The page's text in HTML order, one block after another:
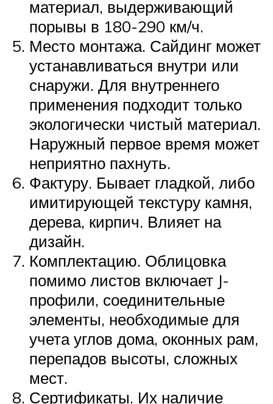
материал, выдерживающий
порывы в 180-290 км/ч.
Место монтажа. Сайдинг может
устанавливаться внутри или
снаружи. Для внутреннего
применения подходит только
экологически чистый материал.
Наружный первое время может
неприятно пахнуть.
Фактуру. Бывает гладкой, либо
имитирующей текстуру камня,
дерева, кирпич. Влияет на
дизайн.
Комплектацию. Облицовка
помимо листов включает J-
профили, соединительные
элементы, необходимые для
учета углов дома, оконных рам,
перепадов высоты, сложных
мест.
Сертификаты. Их наличие